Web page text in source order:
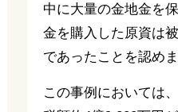
中に大量の金地金を
金を購入した原資は
であったことを認めま
この事例においては